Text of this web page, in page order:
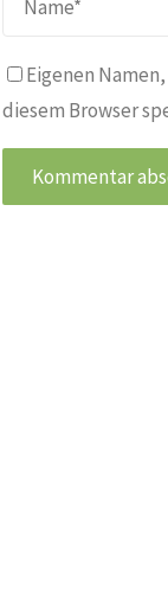
Eigenen
diesem Browser